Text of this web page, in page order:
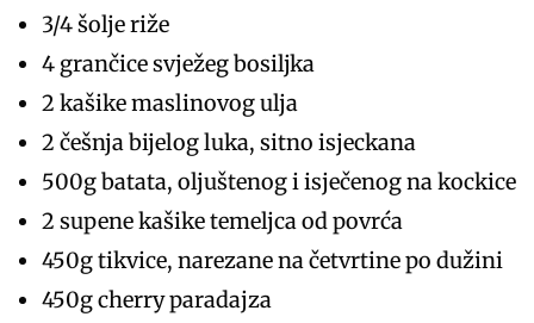
3/4 šolje riže
4 grančice svježeg bosiljka
2 kašike maslinovog ulja
2 češnja bijelog luka, sitno isjeckana
500g batata, oljuštenog i isječenog na kockice
2 supene kašike temeljca od povrća
450g tikvice, narezane na četvrtine po dužini
450g cherry paradajza